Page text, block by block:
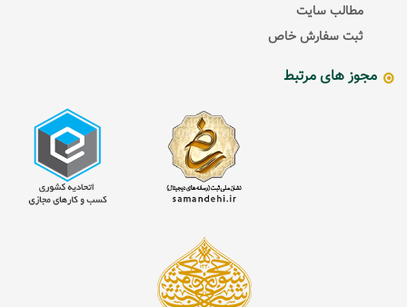
مطالب سایت
ثبت سفارش خاص
مجوز های مرتبط